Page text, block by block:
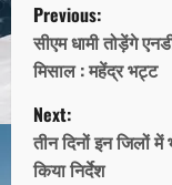
Previous:
सीएम धामी तोड़ेंगे
मिसाल : महेंद्र भट्ट
Next:
तीन दिनों इन जिलों में
किया निर्देश